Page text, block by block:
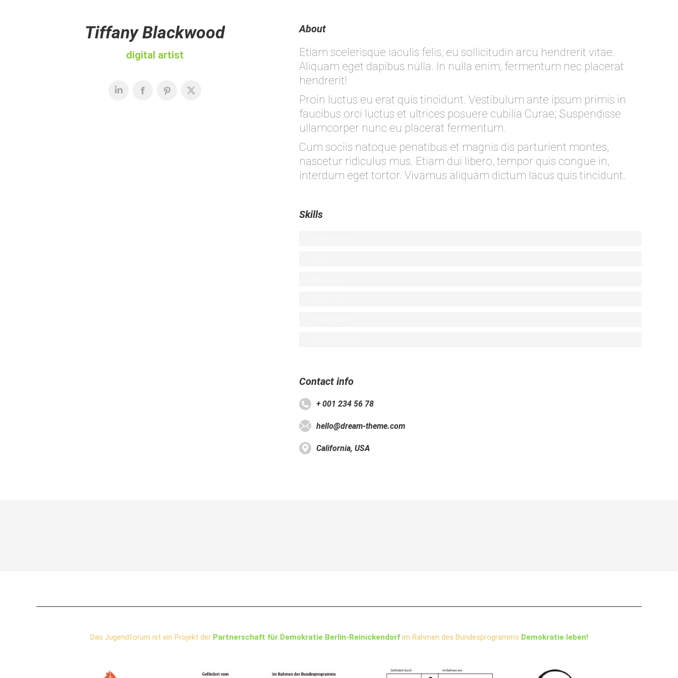
Tiffany Blackwood
digital artist
About
Etiam scelerisque iaculis felis, eu sollicitudin arcu hendrerit vitae.
Aliquam eget dapibus nulla. In nulla enim, fermentum nec placerat
hendrerit!
Proin luctus eu erat quis tincidunt. Vestibulum ante ipsum primis in
faucibus orci luctus et ultrices posuere cubilia Curae; Suspendisse
ullamcorper nunc eu placerat fermentum.
Cum sociis natoque penatibus et magnis dis parturient montes,
nascetur ridiculus mus. Etiam dui libero, tempor quis congue in,
interdum eget tortor. Vivamus aliquam dictum lacus quis tincidunt.
Skills
Contact info
+ 001 234 56 78
hello@dream-theme.com
California, USA
Das Jugendforum ist ein Projekt der Partnerschaft für Demokratie Berlin-Reinickendorf im Rahmen des Bundesprogramms Demokratie leben!